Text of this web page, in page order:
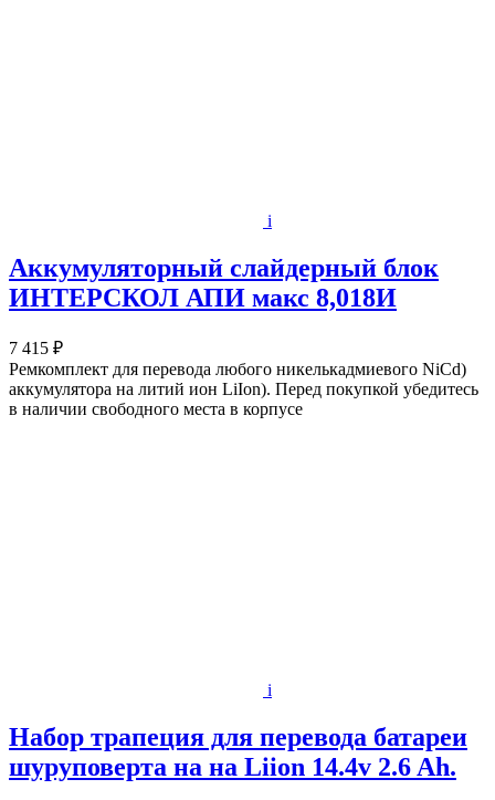
i
Аккумуляторный слайдерный блок
ИНТЕРСКОЛ АПИ макс 8,018И
7 415 ₽
Ремкомплект для перевода любого никелькадмиевого NiCd)
аккумулятора на литий ион LiIon). Перед покупкой убедитесь
в наличии свободного места в корпусе
i
Набор трапеция для перевода батареи
шуруповерта на на Liion 14.4v 2.6 Ah.